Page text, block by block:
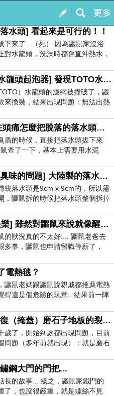
我的
訂閱
水頭] 看起來是可行的！！
下來了...（死） 因為鼴鼠家沒浴
對水龍頭，洗澡時都會直沖熱水，
[拆解TOTO水龍頭起泡器] 發現TOTO水龍頭換起泡器無法正常啟動熱水器的原因了....
）水龍頭的濾網被撞破了，鼴
來換裝，結果出現問題：無法出熱
[DIY中] 正在頭痛怎麼把脫落的落水頭黏回去...
盾的時候，直接把落水頭拔下來
查了一下，基本上需要用水泥
[落水頭傳出臭味的問題] 大陸製的落水頭防臭零件，防臭盾？
統落水頭是9cm x 9cm的，所以需
，鼴鼠拆的時候把落水頭整個拆掉
[2025新年快樂] 雖然對鼴鼠來說就像醒不來的噩夢....
的狀況真的不太好.... 鼴鼠老爸去
多事，鼴鼠也申請留職停薪了，
電熱毯？
鼴鼠老媽跟鼴鼠說親戚都推薦電熱
得這是個危險的玩意.. 結果前一陣
[DIY]嘗試修復（掩蓋）磨石子地板的裂縫....
歲了，開始到處都出現問題，目前
問題（多年前就出現）：就是磨石
鋼大門的門把...
長的故事... 總之，鼴鼠家鐵門的
了，也沒很嚴重，就是螺絲不見